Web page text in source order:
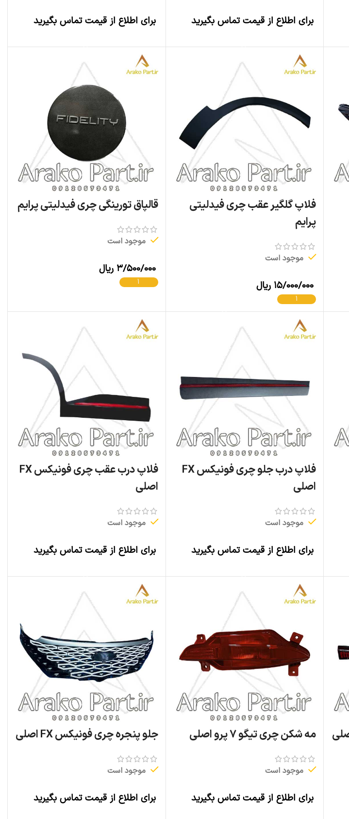
برای اطلاع از قیمت تماس بگیرید برای اطلاع از قیمت تماس بگیرید
فلاپ گلگیر عقب چری فیدلیتی
پرایم
موجود است
۱۵/۰۰۰/۰۰۰ ریال
قالپاق تورینگی چری فیدلیتی پرایم
موجود است
۳/۵۰۰/۰۰۰ ریال
فلاپ درب جلو چری فونیکس FX
اصلی
موجود است
برای اطلاع از قیمت تماس بگیرید
فلاپ درب عقب چری فونیکس FX
اصلی
موجود است
برای اطلاع از قیمت تماس بگیرید
مه شکن چری تیگو ۷ پرو اصلی
موجود است
برای اطلاع از قیمت تماس بگیرید
جلو پنجره چری فونیکس FX اصلی
موجود است
برای اطلاع از قیمت تماس بگیرید